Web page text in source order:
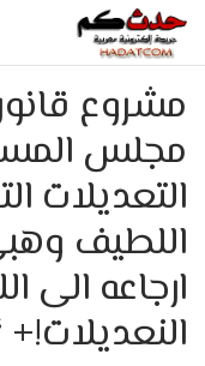
مشروع
مجلس
التعديلات
اللطيف
ارجاعه الى
النعديلات!+